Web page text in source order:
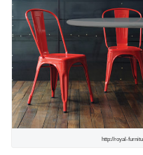
http://royal-